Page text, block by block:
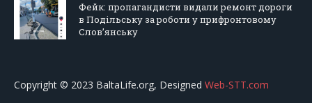
Фейк: пропагандисти видали ремонт дороги
в Подільську за роботи у прифронтовому
Слов’янську
Copyright © 2023 BaltaLife.org, Designed Web-STT.com